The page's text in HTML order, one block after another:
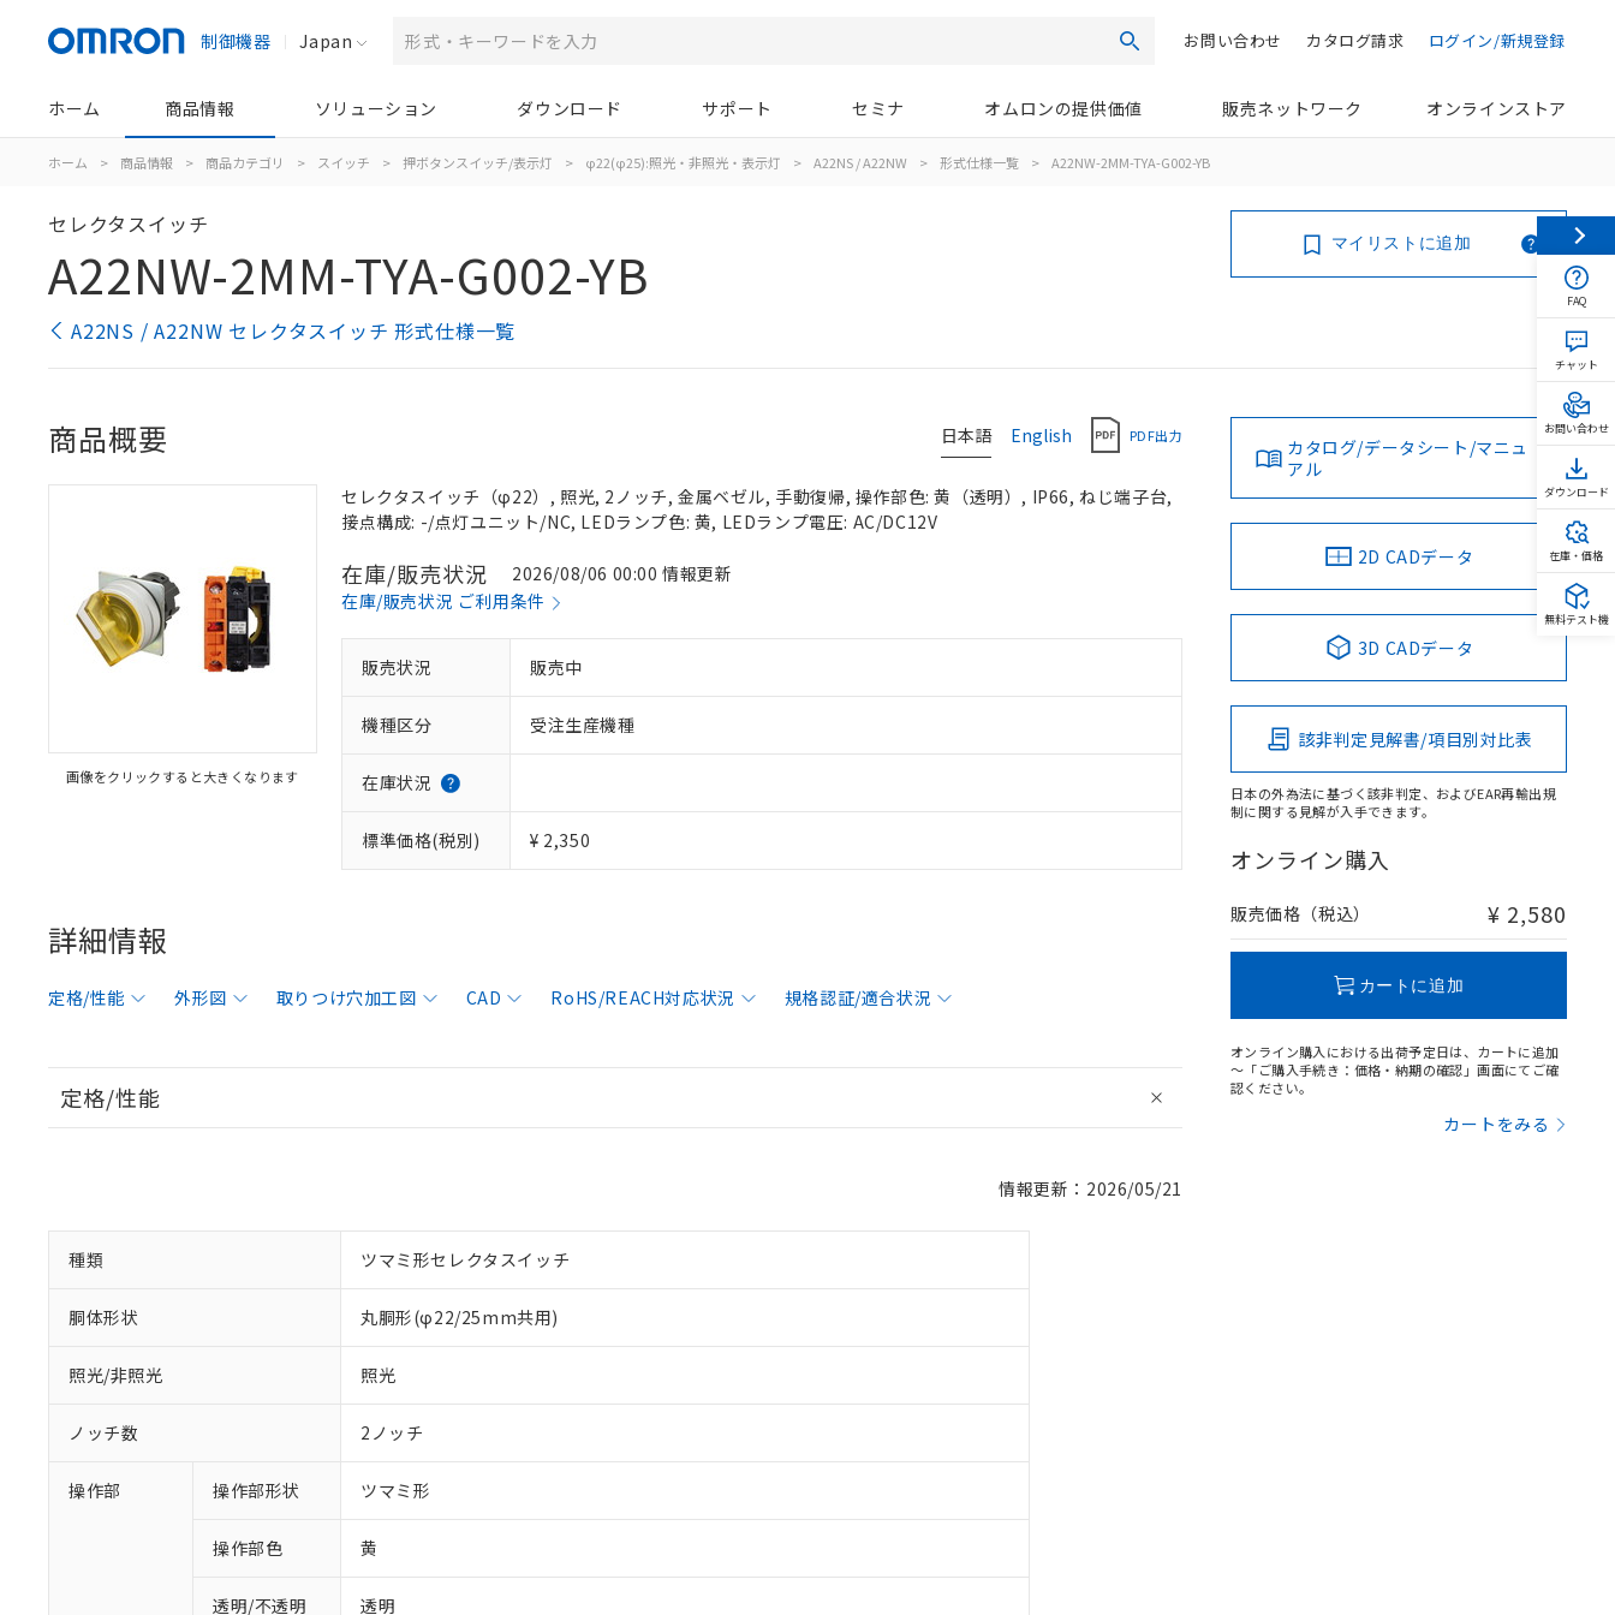
制御機器 Japan 検索 ログイン/新規登録
カタログ請求
お問い合わせ
ホーム 商品情報 ソリューション ダウンロード サポート セミナ オムロンの提供価値 販売ネットワーク オンラインストア
ホーム > 商品情報 > 商品カテゴリ > スイッチ > 押ボタンスイッチ/表示灯 > φ22(φ25):照光・非照光・表示灯 > A22NS / A22NW > 形式仕様一覧 > A22NW-2MM-TYA-G002-YB
セレクタスイッチ
A22NW-2MM-TYA-G002-YB
A22NS / A22NW セレクタスイッチ 形式仕様一覧
マイリストに追加
日本語 English PDF出力
商品概要
画像をクリックすると大きくなります
セレクタスイッチ（φ22）, 照光, 2ノッチ, 金属ベゼル, 手動復帰, 操作部色: 黄（透明）, IP66, ねじ端子台,
接点構成: -/点灯ユニット/NC, LEDランプ色: 黄, LEDランプ電圧: AC/DC12V
在庫/販売状況
2026/08/06 00:00 情報更新
在庫/販売状況 ご利用条件
販売状況 販売中
機種区分 受注生産機種
在庫状況
標準価格(税別) ¥ 2,350
詳細情報
定格/性能 外形図 取りつけ穴加工図 CAD RoHS/REACH対応状況 規格認証/適合状況
定格/性能
情報更新：2026/05/21
種類 ツマミ形セレクタスイッチ
胴体形状 丸胴形(φ22/25mm共用)
照光/非照光 照光
ノッチ数 2ノッチ
操作部 操作部形状 ツマミ形
操作部色 黄
透明/不透明 透明
カタログ/データシート/マニュ
アル
2D CADデータ
3D CADデータ
該非判定見解書/項目別対比表
日本の外為法に基づく該非判定、およびEAR再輸出規
制に関する見解が入手できます。
オンライン購入
販売価格（税込） ¥ 2,580
カートに追加
オンライン購入における出荷予定日は、カートに追加
～「ご購入手続き：価格・納期の確認」画面にてご確
認ください。
カートをみる
FAQ
チャット
お問い合わせ
ダウンロード
在庫・価格
無料テスト機